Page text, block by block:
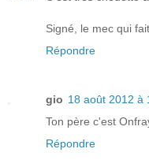
Signé, le mec qui
Répondre
gio 18 août 2012 à
Ton père c'est
Répondre